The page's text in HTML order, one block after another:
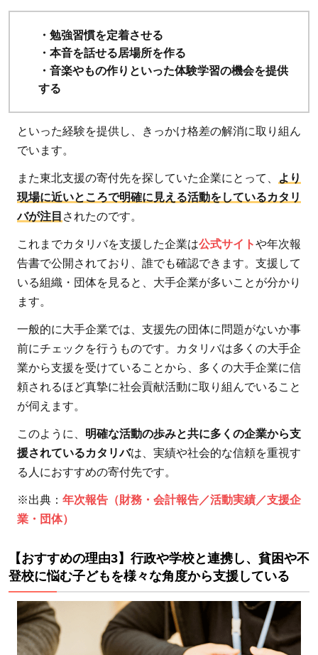
伴走
者
2.2
活動
の背
2.3
主な
内容
3
カ
タ
リ
バ
の
付
の
使
い
道
3.1
カタ
リバ
に
1,000
付す
ると
何が
るの
か
・勉強習慣を定着させる
・本音を話せる居場所を作る
・音楽やもの作りといった体験学習の機会を提供
する
といった経験を提供し、きっかけ格差の解消に取り組ん
でいます。
また東北支援の寄付先を探していた企業にとって、
より
現場に近いところで明確に見える活動をしているカタリ
バが注目 されたのです。
これまでカタリバを支援した企業は公式サイトや年次報
告書で公開されており、誰でも確認できます。支援して
いる組織・団体を見ると、大手企業が多いことが分かり
ます。
一般的に大手企業では、支援先の団体に問題がないか事
前にチェックを行うものです。カタリバは多くの大手企
業から支援を受けていることから、多くの大手企業に信
頼されるほど真摯に社会貢献活動に取り組んでいること
が伺えます。
このように、 明確な活動の歩みと共に多くの企業から支
援されているカタリバは、実績や社会的な信頼を重視す
る人におすすめの寄付先です。
※出典： 年次報告（財務・会計報告／活動実績／支援企
業・団体）
【おすすめの理由3】行政や学校と連携し、貧困や不
登校に悩む子どもを様々な角度から支援している